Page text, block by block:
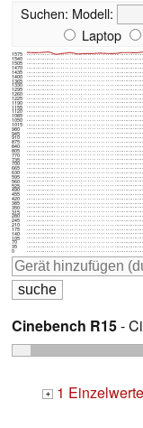
Suchen: Modell:
Laptop
0
35
70
105
140
175
210
245
280
315
350
385
420
455
490
525
560
595
630
665
700
735
770
805
840
875
910
945
980
1015
1050
1085
1120
1155
1190
1225
1260
1295
1330
1365
1400
1435
1470
1505
1540
1575
Cinebench R15-
+ 1